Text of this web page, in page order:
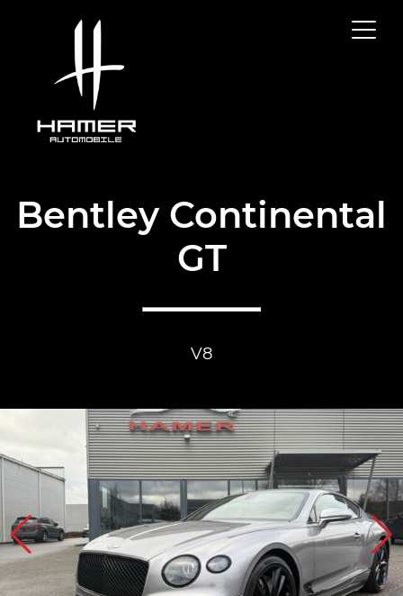
Bentley Continental
GT
V8